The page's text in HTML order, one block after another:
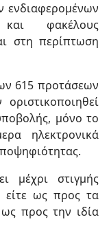
ενδιαφερομένων
φακέλους
στη περίπτωση
615 προτάσεων
μόνο το
ηλεκτρονικά
μέχρι στιγμής
είτε ως προς τα
ως προς την ιδία